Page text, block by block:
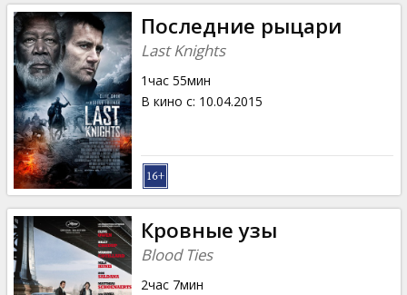
Последние рыцари
Last Knights
1час 55мин
В кино с: 10.04.2015
Кровные узы
Blood Ties
2час 7мин